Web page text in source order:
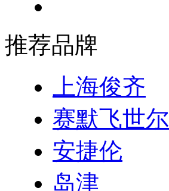
推荐品牌
上海俊齐
赛默飞世尔
安捷伦
岛津